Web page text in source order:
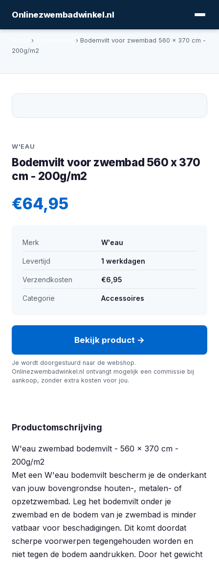
Onlinezwembadwinkel.nl
›
› Bodemvilt voor zwembad 560 x 370 cm -
200g/m2
W'EAU
Bodemvilt voor zwembad 560 x 370
cm - 200g/m2
€64,95
Merk W'eau
Levertijd 1 werkdagen
Verzendkosten €6,95
Categorie Accessoires
Bekijk product →
Je wordt doorgestuurd naar de webshop.
Onlinezwembadwinkel.nl ontvangt mogelijk een commissie bij
aankoop, zonder extra kosten voor jou.
Productomschrijving
W'eau zwembad bodemvilt - 560 x 370 cm -
200g/m2
Met een W'eau bodemvilt bescherm je de onderkant
van jouw bovengrondse houten-, metalen- of
opzetzwembad. Leg het bodemvilt onder je
zwembad en de bodem van je zwembad is minder
vatbaar voor beschadigingen. Dit komt doordat
scherpe voorwerpen tegengehouden worden en
niet tegen de bodem aandrukken. Door het gewicht